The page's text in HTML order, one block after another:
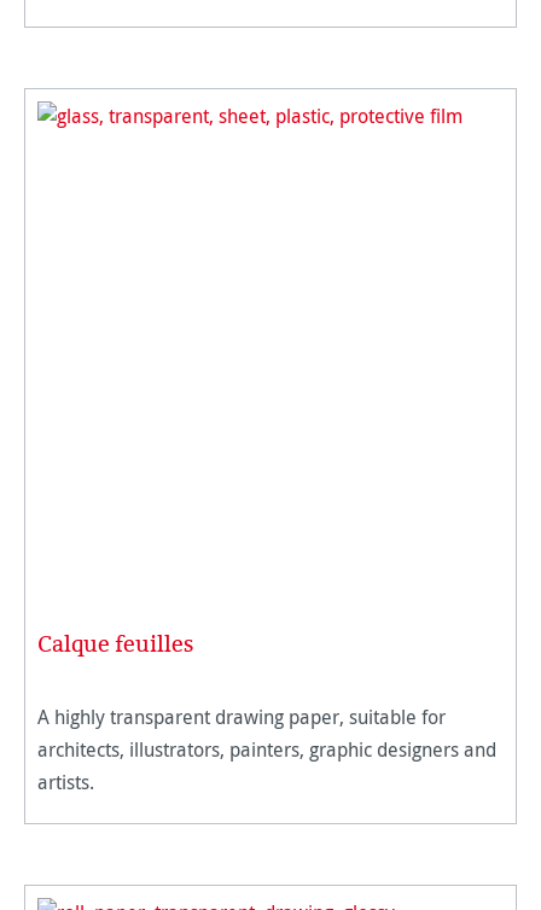
Calque feuilles
A highly transparent drawing paper, suitable for
architects, illustrators, painters, graphic designers and
artists.